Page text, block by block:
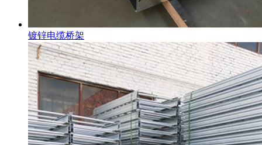
镀锌电缆桥架